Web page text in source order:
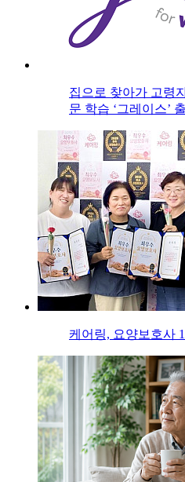
집으로 찾아가 고령
문 학습 ‘그레이스’
케어링, 요양보호사